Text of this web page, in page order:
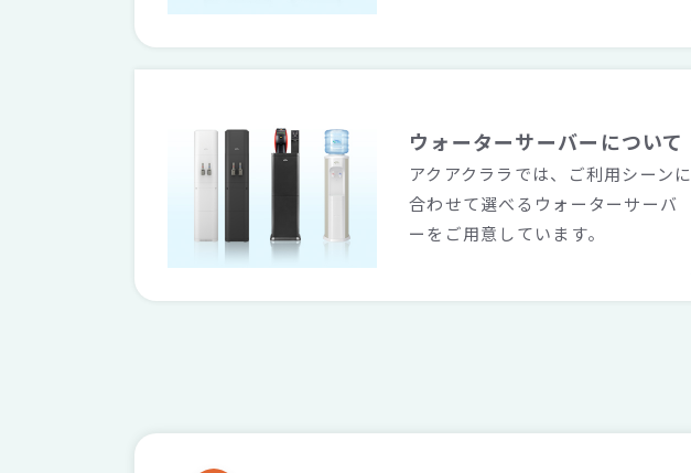
ウォーターサーバーについて
アクアクララでは、ご利用シーンに
合わせて選べるウォーターサーバ
ーをご用意しています。